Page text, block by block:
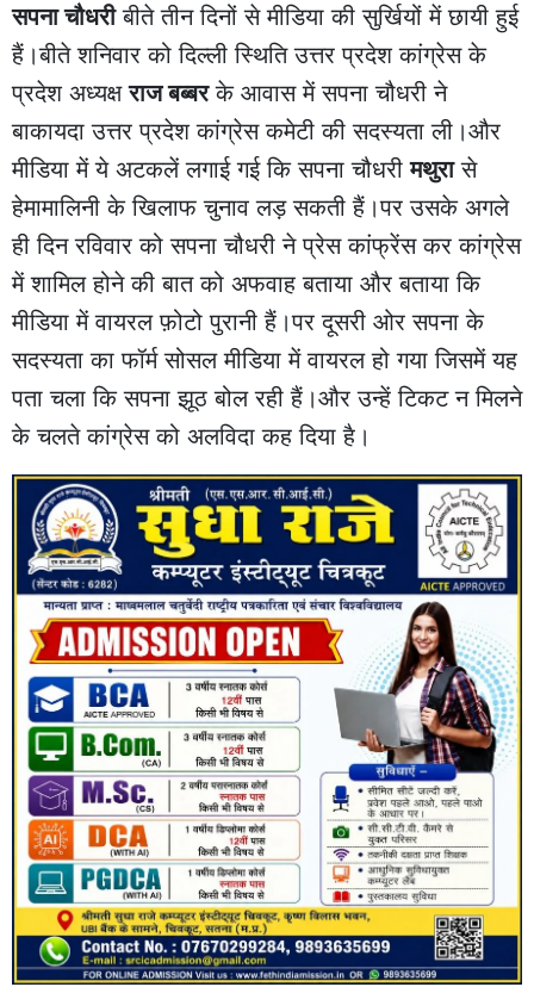
सपना चौधरीबीते तीन दिनों से मीडिया की सुर्खियों में छायी हुई
हैं।बीते शनिवार को दिल्ली स्थिति उत्तर प्रदेश कांग्रेस के
प्रदेश अध्यक्षराज बब्बरके आवास में सपना चौधरी ने
बाकायदा उत्तर प्रदेश कांग्रेस कमेटी की सदस्यता ली।और
मीडिया में ये अटकलें लगाई गई कि सपना चौधरीमथुरासे
हेमामालिनी के खिलाफ चुनाव लड़ सकती हैं।पर उसके अगले
ही दिन रविवार को सपना चौधरी ने प्रेस कांफ्रेंस कर कांग्रेस
में शामिल होने की बात को अफवाह बताया और बताया कि
मीडिया में वायरल फ़ोटो पुरानी हैं।पर दूसरी ओर सपना के
सदस्यता का फॉर्म सोसल मीडिया में वायरल हो गया जिसमें यह
पता चला कि सपना झूठ बोल रही हैं।और उन्हें टिकट न मिलने
के चलते कांग्रेस को अलविदा कह दिया है।